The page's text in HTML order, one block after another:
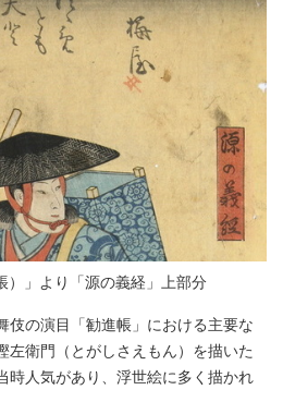
）」より「源の義経」上部分
の演目「勧進帳」における主要な
左衛門（とがしさえもん）を描いた
時人気があり、浮世絵に多く描かれ